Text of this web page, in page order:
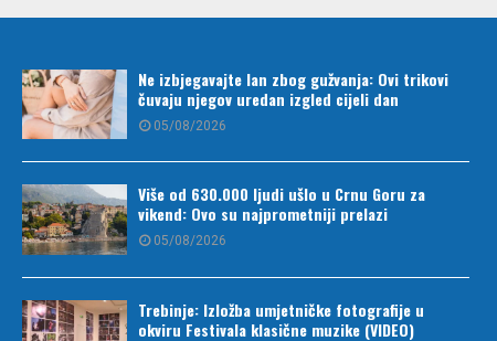
Ne izbjegavajte lan zbog gužvanja: Ovi trikovi
čuvaju njegov uredan izgled cijeli dan
05/08/2026
Više od 630.000 ljudi ušlo u Crnu Goru za
vikend: Ovo su najprometniji prelazi
05/08/2026
Trebinje: Izložba umjetničke fotografije u
okviru Festivala klasične muzike (VIDEO)